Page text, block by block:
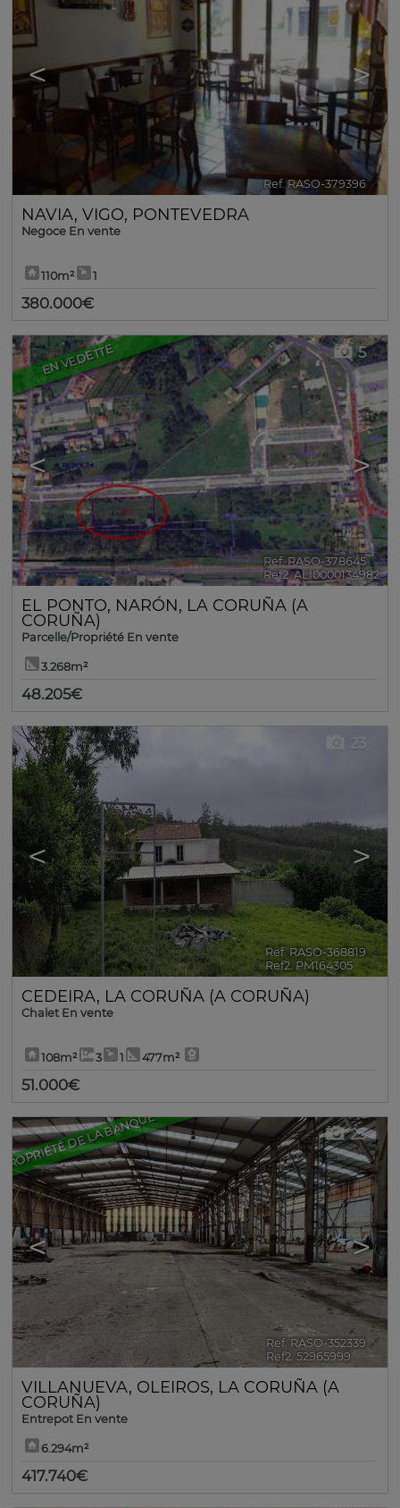
< >
Ref. RASO-379396 🔗
NAVIA, VIGO, PONTEVEDRA
Negoce En vente
110m² 1
380.000€
EN VEDETTE
< >
5
Ref. RASO-378645 🔗
Ref2. ALI0000134982
EL PONTO, NARÓN, LA CORUÑA (A
CORUÑA)
Parcelle/Propriété En vente
3.268m²
48.205€
< >
23
Ref. RASO-368819 🔗
Ref2. PM164305
CEDEIRA, LA CORUÑA (A CORUÑA)
Chalet En vente
108m² 3 1 477m²
51.000€
DE LA BANQUE
< >
23
Ref. RASO-352339 🔗
Ref2. 52965999
VILLANUEVA, OLEIROS, LA CORUÑA (A
CORUÑA)
Entrepot En vente
6.294m²
417.740€